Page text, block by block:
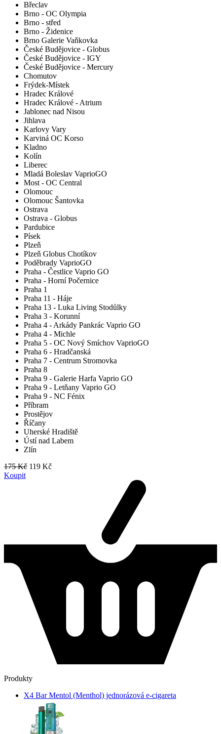
Břeclav
Brno - OC Olympia
Brno - střed
Brno - Židenice
Brno Galerie Vaňkovka
České Budějovice - Globus
České Budějovice - IGY
České Budějovice - Mercury
Chomutov
Frýdek-Místek
Hradec Králové
Hradec Králové - Atrium
Jablonec nad Nisou
Jihlava
Karlovy Vary
Karviná OC Korso
Kladno
Kolín
Liberec
Mladá Boleslav VaprioGO
Most - OC Central
Olomouc
Olomouc Šantovka
Ostrava
Ostrava - Globus
Pardubice
Písek
Plzeň
Plzeň Globus Chotíkov
Poděbrady VaprioGO
Praha - Čestlice Vaprio GO
Praha - Horní Počernice
Praha 1
Praha 11 - Háje
Praha 13 - Luka Living Stodůlky
Praha 3 - Korunní
Praha 4 - Arkády Pankrác Vaprio GO
Praha 4 - Michle
Praha 5 - OC Nový Smíchov VaprioGO
Praha 6 - Hradčanská
Praha 7 - Centrum Stromovka
Praha 8
Praha 9 - Galerie Harfa Vaprio GO
Praha 9 - Letňany Vaprio GO
Praha 9 - NC Fénix
Příbram
Prostějov
Říčany
Uherské Hradiště
Ústí nad Labem
Zlín
175 Kč 119 Kč
Koupit
Produkty
X4 Bar Mentol (Menthol) jednorázová e-cigareta